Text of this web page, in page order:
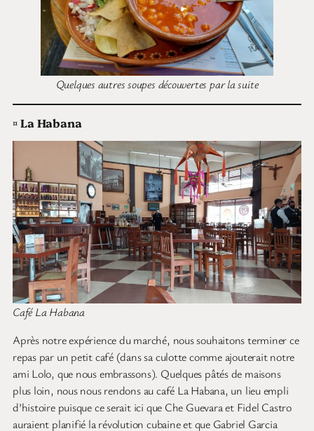
Quelques autres soupes découvertes par la suite
¤La Habana
Café La Habana
Après notre expérience du marché, nous souhaitons terminer ce
repas par un petit café (dans sa culotte comme ajouterait notre
ami Lolo, que nous embrassons). Quelques pâtés de maisons
plus loin, nous nous rendons au café La Habana, un lieu empli
d’histoire puisque ce serait ici que Che Guevara et Fidel Castro
auraient planifié la révolution cubaine et que Gabriel Garcia